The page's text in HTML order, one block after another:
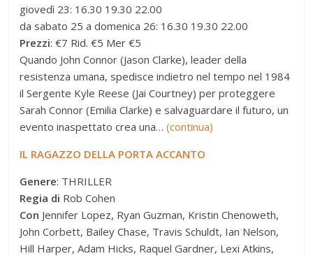
giovedì 23: 16.30 19.30 22.00
da sabato 25 a domenica 26: 16.30 19.30 22.00
Prezzi: €7 Rid. €5 Mer €5
Quando John Connor (Jason Clarke), leader della
resistenza umana, spedisce indietro nel tempo nel 1984
il Sergente Kyle Reese (Jai Courtney) per proteggere
Sarah Connor (Emilia Clarke) e salvaguardare il futuro, un
evento inaspettato crea una…(continua)
IL RAGAZZO DELLA PORTA ACCANTO
Genere: THRILLER
Regia di Rob Cohen
Con Jennifer Lopez, Ryan Guzman, Kristin Chenoweth,
John Corbett, Bailey Chase, Travis Schuldt, Ian Nelson,
Hill Harper, Adam Hicks, Raquel Gardner, Lexi Atkins,